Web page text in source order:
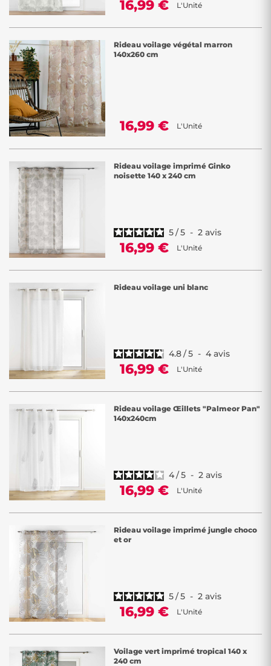
16,99 € L'Unité
Rideau voilage végétal marron
140x260 cm
16,99 € L'Unité
Rideau voilage imprimé Ginko
noisette 140 x 240 cm
5/5 - 2 avis
16,99 € L'Unité
Rideau voilage uni blanc
4.8/5 - 4 avis
16,99 € L'Unité
Rideau voilage Œillets "Palmeor Pan"
140x240cm
4/5 - 2 avis
16,99 € L'Unité
Rideau voilage imprimé jungle choco
et or
5/5 - 2 avis
16,99 € L'Unité
Voilage vert imprimé tropical 140 x
240 cm